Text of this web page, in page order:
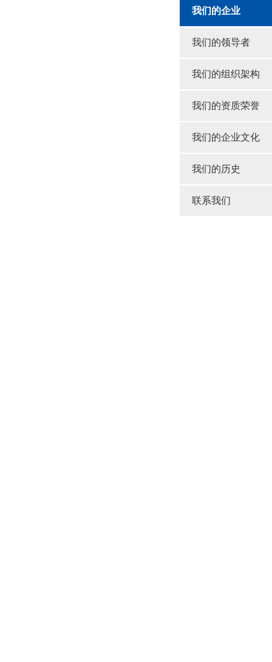
我们的企业
我们的领导者
我们的组织架构
我们的资质荣誉
我们的企业文化
我们的历史
联系我们